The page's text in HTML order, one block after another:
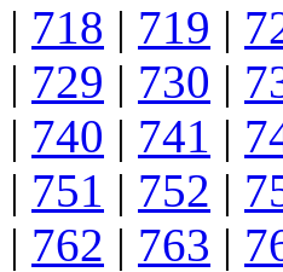
| 718 | 719 |
| 729 | 730 |
| 740 | 741 |
| 751 | 752 |
| 762 | 763 |